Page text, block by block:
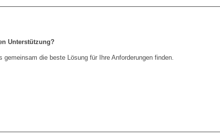
Unterstützung?
die beste Lösung für Ihre Anforderungen finden.